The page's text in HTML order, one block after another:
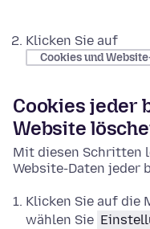
Klicken Sie auf
Cookies und
Cookies jeder
Website
Mit diesen Schritten
Website-Daten jeder
Klicken Sie auf die
wählen Sie